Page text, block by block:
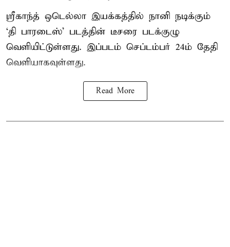
ஸ்ரீகாந்த் ஒடெல்லா இயக்கத்தில் நானி நடிக்கும்
‘தி பாரடைஸ்’ படத்தின் டீசரை படக்குழு
வெளியிட்டுள்ளது. இப்படம் செப்டம்பர் 24ம் தேதி
வெளியாகவுள்ளது.
Read More